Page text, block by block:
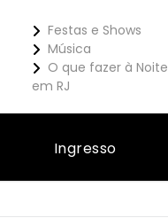
Festas e Shows
Música
O que fazer à Noite
em RJ
Ingresso